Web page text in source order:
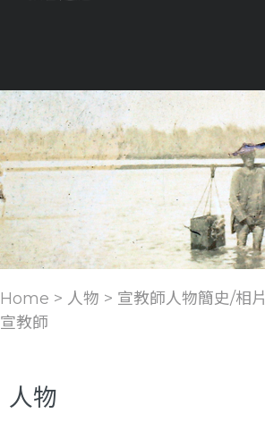
Home > 人物 > 宣教師人物簡史/相片
宣教師
人物